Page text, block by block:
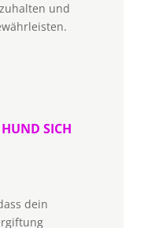
und
SICH
dein